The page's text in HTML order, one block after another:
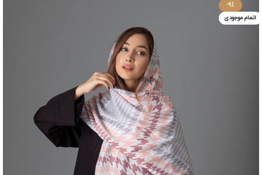
-9%
اتمام موجودی